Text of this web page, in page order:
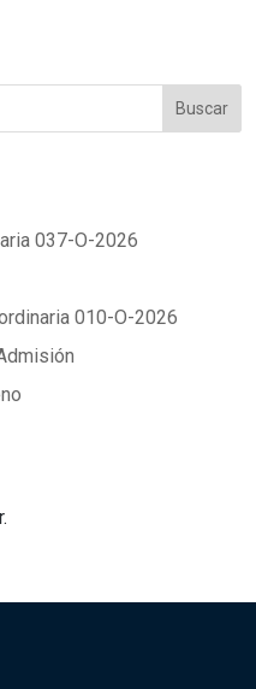
Buscar
037-O-2026
010-O-2026